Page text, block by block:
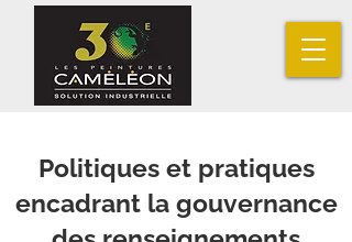
Politiques et pratiques
encadrant la gouvernance